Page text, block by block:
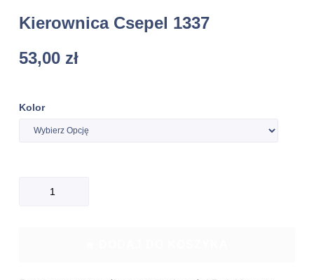
Kierownica Csepel 1337
53,00 zł
Kolor